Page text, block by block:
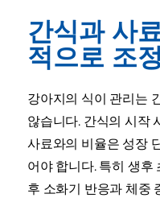
간식과 사
적으로 조
강아지의 식이 관리는
않습니다. 간식의 시작
사료와의 비율은 성장
어야 합니다. 특히 생후
후 소화기 반응과 체중